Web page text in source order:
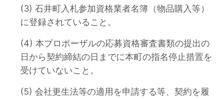
(3) 石井町入札参加資格業者名簿（物品購入等）
に登録されていること。
(4) 本プロポーザルの応募資格審査書類の提出の
日から契約締結の日までに本町の指名停止措置を
受けていないこと。
(5) 会社更生法等の適用を申請する等、契約を履